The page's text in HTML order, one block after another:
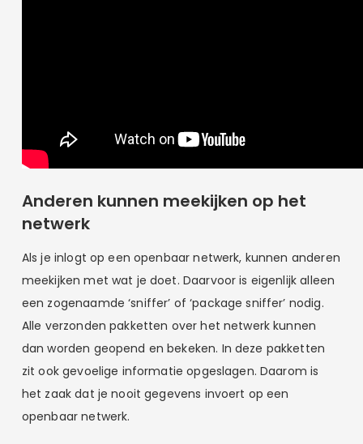
Anderen kunnen meekijken op het
netwerk
Als je inlogt op een openbaar netwerk, kunnen anderen
meekijken met wat je doet. Daarvoor is eigenlijk alleen
een zogenaamde ‘sniffer’ of ‘package sniffer’ nodig.
Alle verzonden pakketten over het netwerk kunnen
dan worden geopend en bekeken. In deze pakketten
zit ook gevoelige informatie opgeslagen. Daarom is
het zaak dat je nooit gegevens invoert op een
openbaar netwerk.